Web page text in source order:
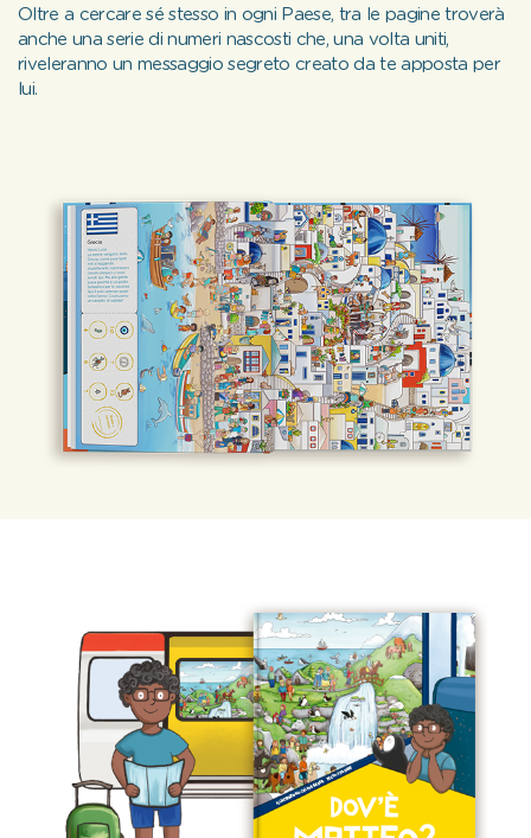
Oltre a cercare sé stesso in ogni Paese, tra le pagine troverà
anche una serie di numeri nascosti che, una volta uniti,
riveleranno un messaggio segreto creato da te apposta per
lui.